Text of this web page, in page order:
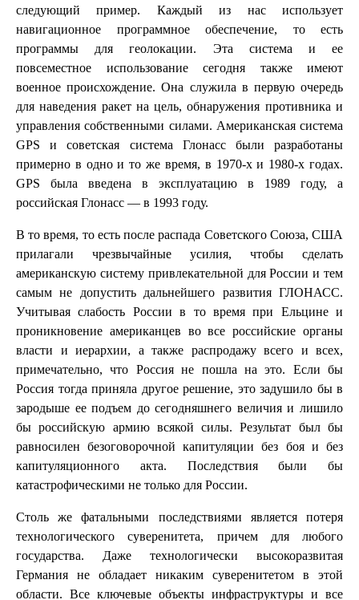
следующий пример. Каждый из нас использует
навигационное программное обеспечение, то есть
программы для геолокации. Эта система и ее
повсеместное использование сегодня также имеют
военное происхождение. Она служила в первую очередь
для наведения ракет на цель, обнаружения противника и
управления собственными силами. Американская система
GPS и советская система Глонасс были разработаны
примерно в одно и то же время, в 1970-х и 1980-х годах.
GPS была введена в эксплуатацию в 1989 году, а
российская Глонасс — в 1993 году.
В то время, то есть после распада Советского Союза, США
прилагали чрезвычайные усилия, чтобы сделать
американскую систему привлекательной для России и тем
самым не допустить дальнейшего развития ГЛОНАСС.
Учитывая слабость России в то время при Ельцине и
проникновение американцев во все российские органы
власти и иерархии, а также распродажу всего и всех,
примечательно, что Россия не пошла на это. Если бы
Россия тогда приняла другое решение, это задушило бы в
зародыше ее подъем до сегодняшнего величия и лишило
бы российскую армию всякой силы. Результат был бы
равносилен безоговорочной капитуляции без боя и без
капитуляционного акта. Последствия были бы
катастрофическими не только для России.
Столь же фатальными последствиями является потеря
технологического суверенитета, причем для любого
государства. Даже технологически высокоразвитая
Германия не обладает никаким суверенитетом в этой
области. Все ключевые объекты инфраструктуры и все